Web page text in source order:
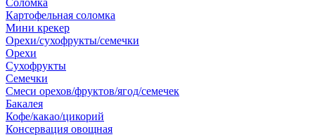
Соломка
Картофельная соломка
Мини крекер
Орехи/сухофрукты/семечки
Орехи
Сухофрукты
Семечки
Смеси орехов/фруктов/ягод/семечек
Бакалея
Кофе/какао/цикорий
Консервация овощная